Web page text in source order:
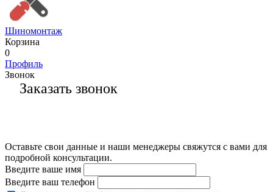
Шиномонтаж
Корзина
0
Профиль
Звонок
Заказать звонок
Оставьте свои данные и наши менеджеры свяжутся с вами для
подробной консультации.
Введите ваше имя
Введите ваш телефон